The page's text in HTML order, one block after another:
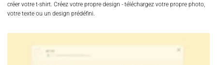
créer votre t-shirt. Créez votre propre design - téléchargez votre propre photo,
votre texte ou un design prédéfini.